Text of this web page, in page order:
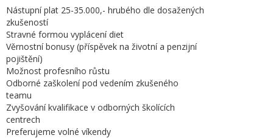
Nástupní plat 25-35.000,- hrubého dle dosažených
zkušeností
Stravné formou vyplácení diet
Věrnostní bonusy (příspěvek na životní a penzijní
pojištění)
Možnost profesního růstu
Odborné zaškolení pod vedením zkušeného
teamu
Zvyšování kvalifikace v odborných školících
centrech
Preferujeme volné víkendy